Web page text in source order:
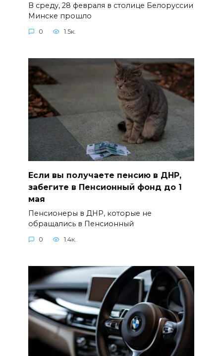
В среду, 28 февраля в столице Белоруссии
Минске прошло
0 1.5к.
Если вы получаете пенсию в ДНР,
забегите в Пенсионный фонд до 1
мая
Пенсионеры в ДНР, которые не
обращались в Пенсионный
0 1.4к.